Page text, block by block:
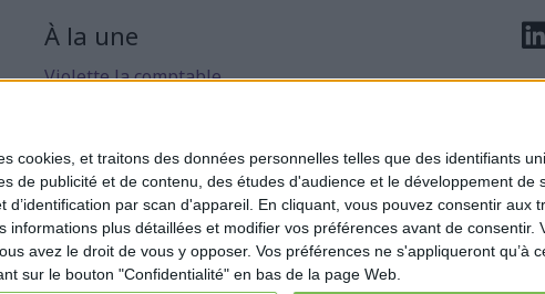
cookies, et traitons des données personnelles telles que des identifiants
publicité et de contenu, des études d'audience et le développement de
par scan d'appareil. En cliquant, vous pouvez consentir aux
plus détaillées et modifier vos préférences avant de consentir.
avez le droit de vous y opposer. Vos préférences ne s'appliqueront qu’à
sur le bouton "Confidentialité" en bas de la page Web.
À la une
Violette la comptable
Loueur en Meublé
Côté Retraite
Location de bureaux
Examen de Conformité Fiscale